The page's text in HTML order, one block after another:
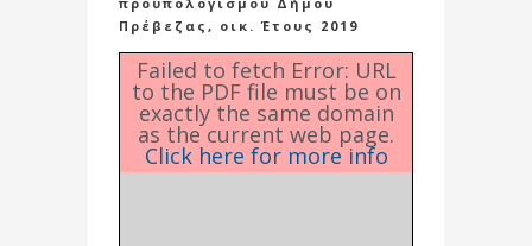
Πρέβεζας, οικ. Έτους 2019
Failed to fetch Error: URL
to the PDF file must be on
exactly the same domain
as the current web page.
Click here for more info